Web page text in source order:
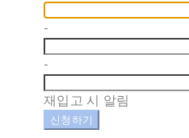
-
-
재입고 시 알림
신청하기